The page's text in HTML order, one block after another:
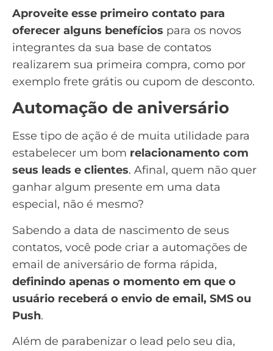
Aproveite esse primeiro contato para
oferecer alguns benefícios para os novos
integrantes da sua base de contatos
realizarem sua primeira compra, como por
exemplo frete grátis ou cupom de desconto.
Automação de aniversário
Esse tipo de ação é de muita utilidade para
estabelecer um bom relacionamento com
seus leads e clientes. Afinal, quem não quer
ganhar algum presente em uma data
especial, não é mesmo?
Sabendo a data de nascimento de seus
contatos, você pode criar a automações de
email de aniversário de forma rápida,
definindo apenas o momento em que o
usuário receberá o envio de email, SMS ou
Push.
Além de parabenizar o lead pelo seu dia,